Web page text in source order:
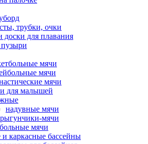
трубки, очки
доски для плавания
мячи
мячи
мячи
для малышей
надувные мячи
мячи
мячи
каркасные бассейны